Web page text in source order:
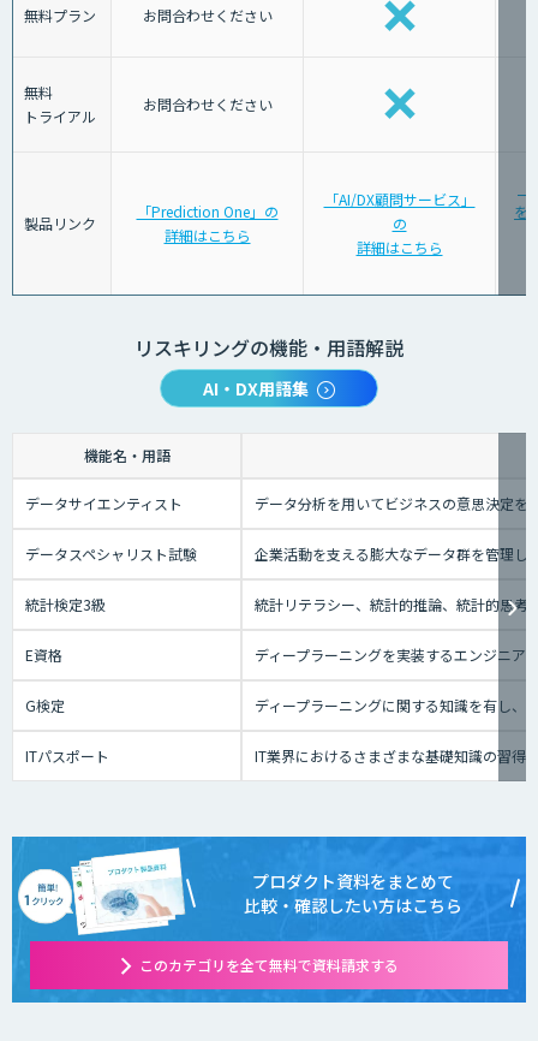
無料プラン お問合わせください
無料
トライアル
お問合わせください
製品リンク
「Prediction One」の
詳細はこちら
「AI/DX顧問サービス」
の
詳細はこちら
を
リスキリングの機能・用語解説
AI・DX用語集
機能名・用語
データサイエンティスト データ分析を用いてビジネスの意思決定
データスペシャリスト試験 企業活動を支える膨大なデータ群を管理し
統計検定3級 統計リテラシー、統計的推論、統計的思考
E資格 ディープラーニングを実装するエンジニア
G検定 ディープラーニングに関する知識を有し
ITパスポート IT業界におけるさまざまな基礎知識の習得
プロダクト資料をまとめて
比較・確認したい方はこちら
このカテゴリを全て無料で資料請求する